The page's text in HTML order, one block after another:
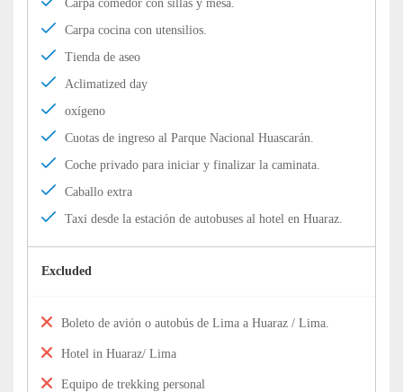
Carpa comedor con sillas y mesa.
Carpa cocina con utensilios.
Tienda de aseo
Aclimatized day
oxígeno
Cuotas de ingreso al Parque Nacional Huascarán.
Coche privado para iniciar y finalizar la caminata.
Caballo extra
Taxi desde la estación de autobuses al hotel en Huaraz.
Excluded
Boleto de avión o autobús de Lima a Huaraz / Lima.
Hotel in Huaraz/ Lima
Equipo de trekking personal